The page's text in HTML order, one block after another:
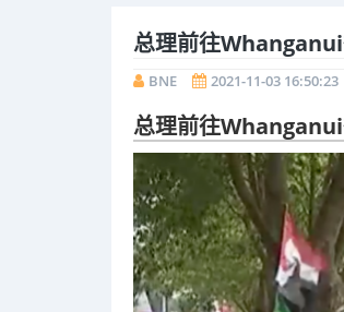
总理前往
BNE 2021-11-03 16:50:23
总理前往